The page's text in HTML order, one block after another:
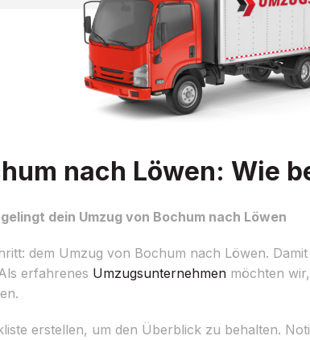
nach Löwen: Wie
dein Umzug von Bochum nach Löwen
dem Umzug von Bochum nach Löwen.
erfahrenes Umzugsunternehmen möchten
erstellen, um den Überblick zu behalten.